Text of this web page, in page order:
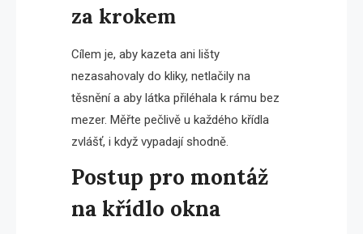
za krokem
Cílem je, aby kazeta ani lišty
nezasahovaly do kliky, netlačily na
těsnění a aby látka přiléhala k rámu bez
mezer. Měřte pečlivě u každého křídla
zvlášť, i když vypadají shodně.
Postup pro montáž
na křídlo okna